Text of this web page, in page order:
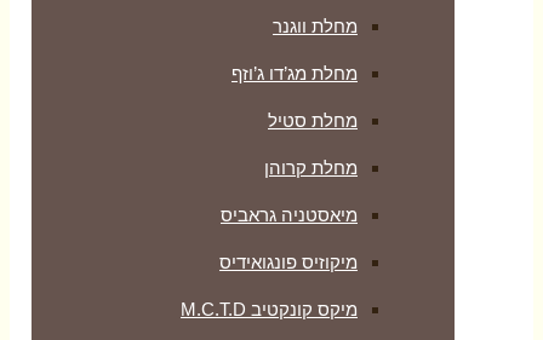
מחלת ווגנר
מחלת מג’דו ג’וזף
מחלת סטיל
מחלת קרוהן
מיאסטניה גראביס
מיקוזיס פונגואידיס
מיקס קונקטיב M.C.T.D